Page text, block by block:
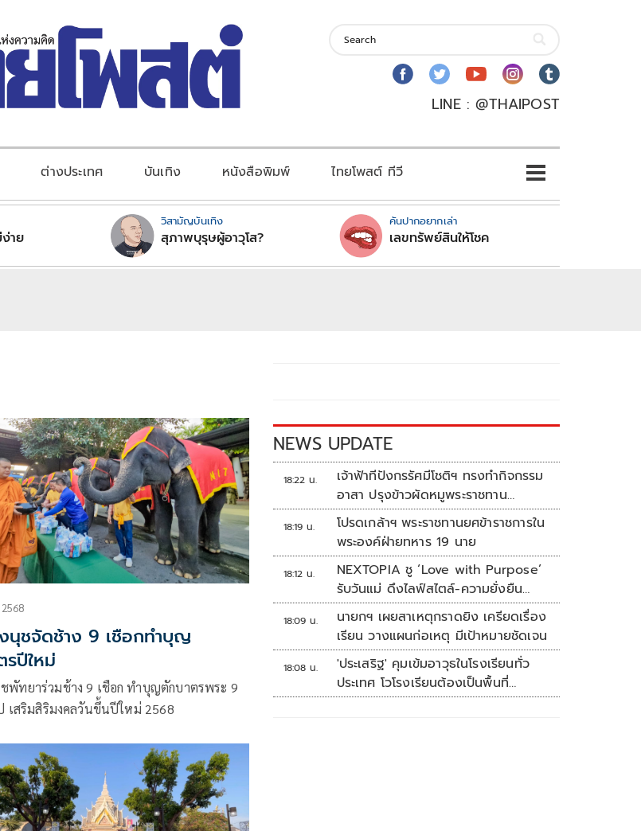
LINE : @THAIPOST
ต่างประเทศ บันเทิง หนังสือพิมพ์ ไทยโพสต์ ทีวี
าย
วิสามัญบันเทิง
สุภาพบุรุษผู้อาวุโส?
คันปากอยากเล่า
เลขทรัพย์สินให้โชค
นุชจัดช้าง 9 เชือกทำบุญ
ปีใหม่
พัทยาร่วมช้าง 9 เชือก ทำบุญตักบาตรพระ 9
เสริมสิริมงคลวันขึ้นปีใหม่ 2568
NEWS UPDATE
18:22 น.
เจ้าฟ้าทีปังกรรัศมีโชติฯ ทรงทำกิจกรรม
อาสา ปรุงข้าวผัดหมูพระราชทาน
ประชาชน
18:19 น.
โปรดเกล้าฯ พระราชทานยศข้าราชการใน
พระองค์ฝ่ายทหาร 19 นาย
18:12 น.
NEXTOPIA ชู ‘Love with Purpose’
รับวันแม่ ดึงไลฟ์สไตล์-ความยั่งยืน
สร้างประสบการณ์ช้อปปิงมีความหมาย
18:09 น.
นายกฯ เผยสาเหตุกราดยิง เครียดเรื่อง
เรียน วางแผนก่อเหตุ มีเป้าหมายชัดเจน
18:08 น.
'ประเสริฐ' คุมเข้มอาวุธในโรงเรียนทั่ว
ประเทศ โวโรงเรียนต้องเป็นพื้นที่
ปลอดภัย